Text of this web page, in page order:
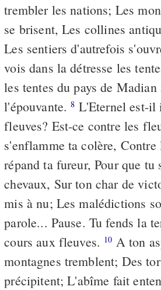
trembler les nations; Les
se brisent, Les collines
Les sentiers d'autrefois
vois dans la détresse les
les tentes du pays de Madian
l'épouvante.8 L'Eternel est-il
fleuves? Est-ce contre les
s'enflamme ta colère, Contre
répand ta fureur, Pour que tu
chevaux, Sur ton char de
mis à nu; Les malédictions
parole... Pause. Tu fends la
cours aux fleuves. 10 A ton
montagnes tremblent; Des
précipitent; L'abîme fait